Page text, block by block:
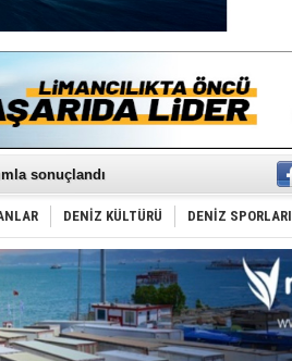
gemi
sonuçlandı
taleplerini durdurdu
sorunlarını tartıştı
çıktı
kazandı
gizemli ada!
alan ilk tersane oldu
ev sahipliği yapacak
DENİZ KÜLTÜRÜ DENİZ SPORLARI